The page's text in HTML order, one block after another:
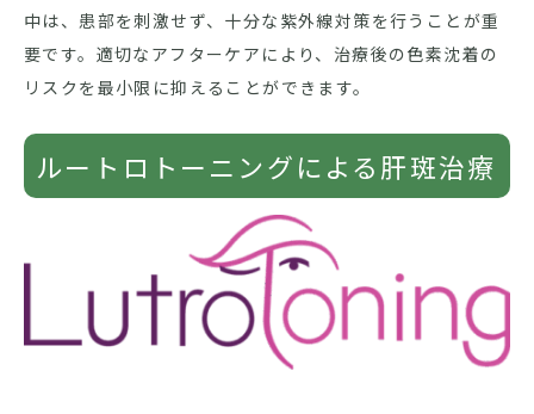
中は、患部を刺激せず、十分な紫外線対策を行うことが重
要です。適切なアフターケアにより、治療後の色素沈着の
リスクを最小限に抑えることができます。
ルートロトーニングによる肝斑治療